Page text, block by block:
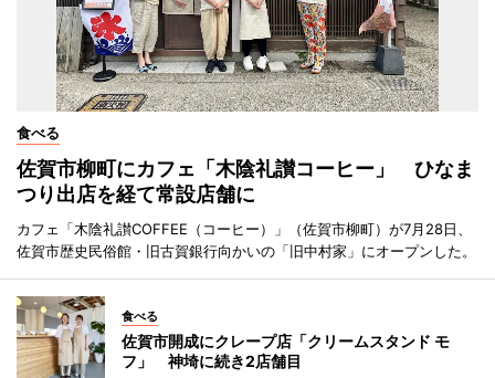
食べる
佐賀市柳町にカフェ「木陰礼讃コーヒー」 ひなま
つり出店を経て常設店舗に
カフェ「木陰礼讃COFFEE（コーヒー）」（佐賀市柳町）が7月28日、
佐賀市歴史民俗館・旧古賀銀行向かいの「旧中村家」にオープンした。
食べる
佐賀市開成にクレープ店「クリームスタンド モ
フ」 神埼に続き2店舗目